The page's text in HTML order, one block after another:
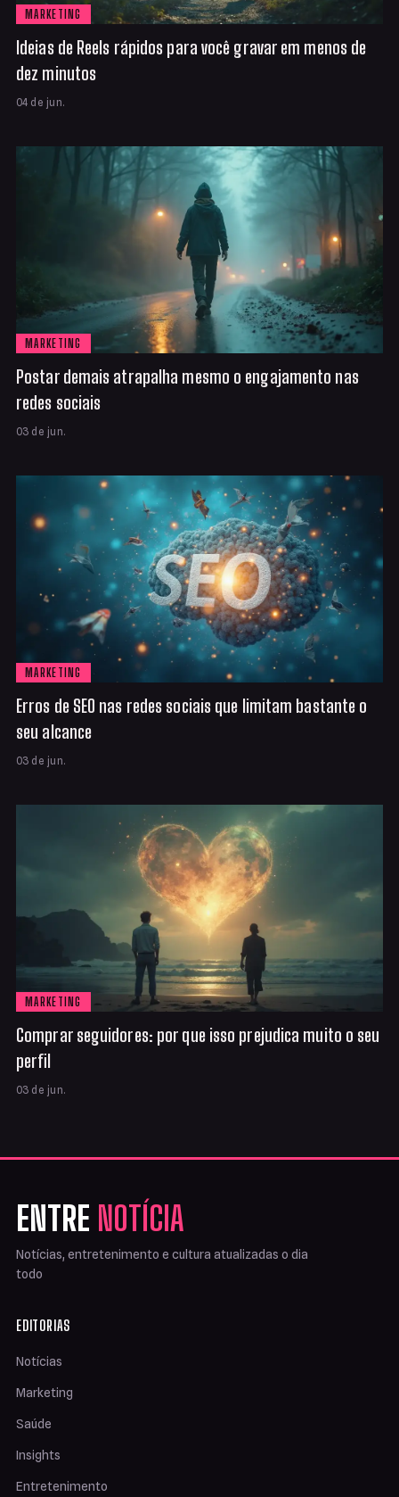
MARKETING
Ideias de Reels rápidos para você gravar em menos de
dez minutos
04 de jun.
MARKETING
Postar demais atrapalha mesmo o engajamento nas
redes sociais
03 de jun.
MARKETING
Erros de SEO nas redes sociais que limitam bastante o
seu alcance
03 de jun.
MARKETING
Comprar seguidores: por que isso prejudica muito o seu
perfil
03 de jun.
ENTRE NOTÍCIA
Notícias, entretenimento e cultura atualizadas o dia
todo
EDITORIAS
Notícias
Marketing
Saúde
Insights
Entretenimento